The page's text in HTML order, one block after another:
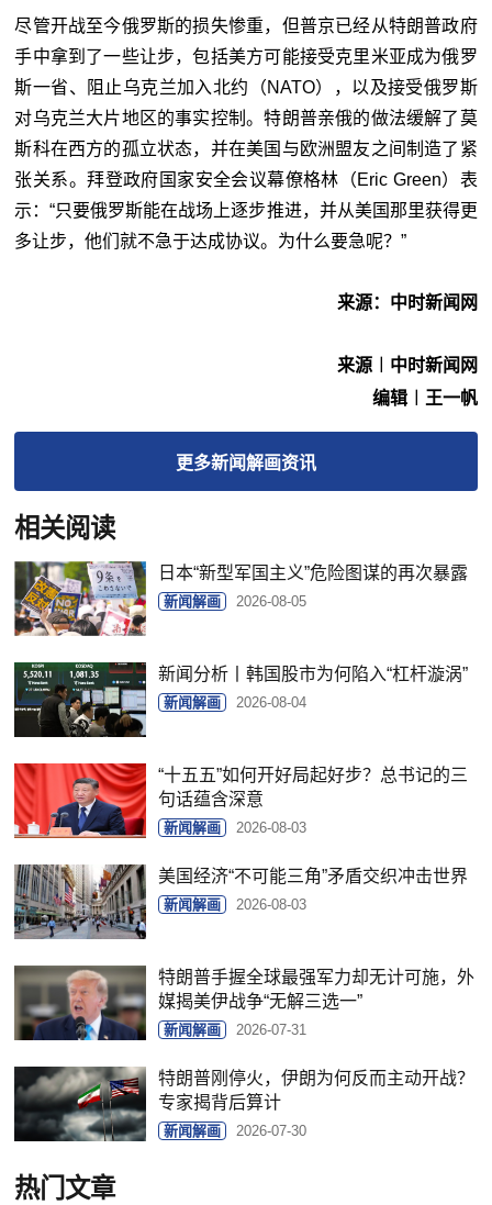
尽管开战至今俄罗斯的损失惨重，但普京已经从特朗普政府
手中拿到了一些让步，包括美方可能接受克里米亚成为俄罗
斯一省、阻止乌克兰加入北约（NATO），以及接受俄罗斯
对乌克兰大片地区的事实控制。特朗普亲俄的做法缓解了莫
斯科在西方的孤立状态，并在美国与欧洲盟友之间制造了紧
张关系。拜登政府国家安全会议幕僚格林（Eric Green）表
示：“只要俄罗斯能在战场上逐步推进，并从美国那里获得更
多让步，他们就不急于达成协议。为什么要急呢？”
来源：中时新闻网
来源︱中时新闻网
编辑︱王一帆
更多新闻解画资讯
相关阅读
日本“新型军国主义”危险图谋的再次暴露
新闻解画 2026-08-05
新闻分析丨韩国股市为何陷入“杠杆漩涡”
新闻解画 2026-08-04
“十五五”如何开好局起好步？总书记的三
句话蕴含深意
新闻解画 2026-08-03
美国经济“不可能三角”矛盾交织冲击世界
新闻解画 2026-08-03
特朗普手握全球最强军力却无计可施，外
媒揭美伊战争“无解三选一”
新闻解画 2026-07-31
特朗普刚停火，伊朗为何反而主动开战？
专家揭背后算计
新闻解画 2026-07-30
热门文章